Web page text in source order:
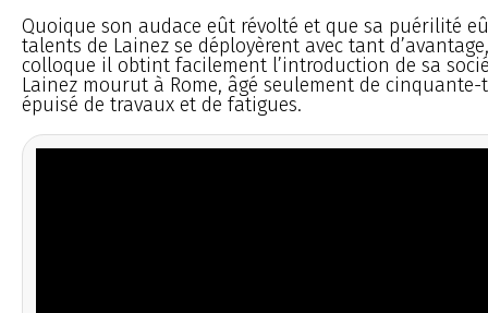
Quoique son audace eût révolté et que sa puérilité
talents de Lainez se déployèrent avec tant
colloque il obtint facilement l’introduction de sa
Lainez mourut à Rome, âgé seulement de
épuisé de travaux et de fatigues.